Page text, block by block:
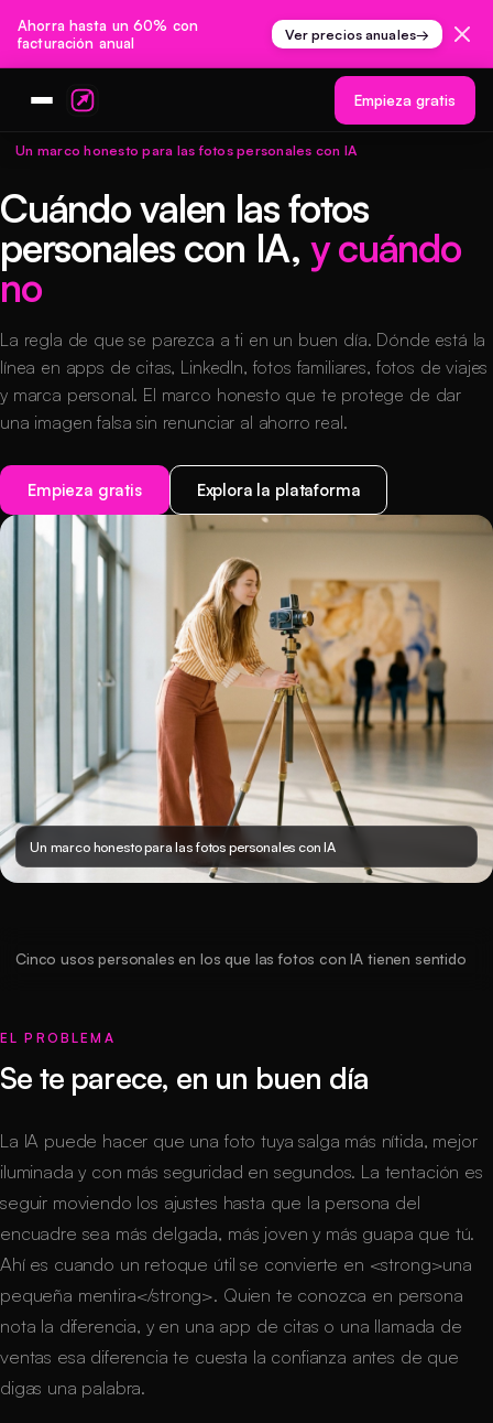
Ahorra hasta un 60% con
facturación anual
Ver precios anuales→
Empieza gratis
Un marco honesto para las fotos personales con IA
Cuándo valen las fotos
personales con IA, y cuándo
no
La regla de que se parezca a ti en un buen día. Dónde está la
línea en apps de citas, LinkedIn, fotos familiares, fotos de viajes
y marca personal. El marco honesto que te protege de dar
una imagen falsa sin renunciar al ahorro real.
Empieza gratis Explora la plataforma
Un marco honesto para las fotos personales con IA
Cinco usos personales en los que las fotos con IA tienen sentido
EL PROBLEMA
Se te parece, en un buen día
La IA puede hacer que una foto tuya salga más nítida, mejor
iluminada y con más seguridad en segundos. La tentación es
seguir moviendo los ajustes hasta que la persona del
encuadre sea más delgada, más joven y más guapa que tú.
Ahí es cuando un retoque útil se convierte en <strong>una
pequeña mentira</strong>. Quien te conozca en persona
nota la diferencia, y en una app de citas o una llamada de
ventas esa diferencia te cuesta la confianza antes de que
digas una palabra.